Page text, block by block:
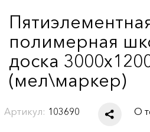
полимерная
доска
(мел\маркер)
Артикул: 103690 О